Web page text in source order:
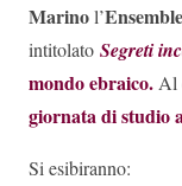
Marinol’
intitolato Segreti
mondo ebraico.Al
giornata di studio
Si esibiranno: